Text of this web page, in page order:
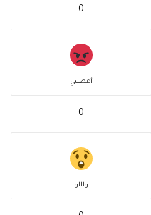
0
أغضبني
0
واااو